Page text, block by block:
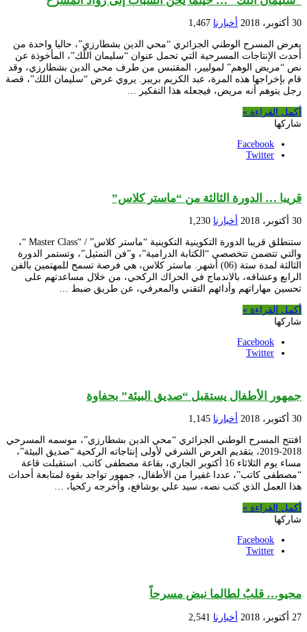
30 أكتوبر، 2018 أخبارنا 1,467
يعرض المسرح الوطني الجزائري “محي الدين بشطارزي”، حاليا واحدة من
أحدث الإنتاجات المسرحية التي تحمل عنوان “سليمان اللّك”، المأخوذة عن
نص “مريض الوهم” لموليير، المقتبس من طرف محي الدين بشطارزي، وقد
قام بإخراجها هذه المرة، عبد الكريم بريبر. يروي عرض “سليمان اللك”، قصة
رجل يتوهم أنه مريض، فيجعله هذا التفكير …
أكمل القراءة »
شاركها
Facebook
Twitter
قريبا … الدورة الثالثة من “ماستر كلاس”
30 أكتوبر، 2018 أخبارنا 1,230
ستنطلق قريبا الدورة التكوينية التكوينية “ماستر كلاس” / “Master Class “،
والتي تتضمن تتخصصي “الكتابة الدرامية”، و”فن التمثيل”، وتستمر الدورة
الثالثة لمدة ستة (06) أشهر. ماستر كلاس، هي فرصة تسمح للمهتمين بالفن
الرابع وعشاقه، بالاندماج في الحراك الركحي، من خلال مساعدتهم على
تحسين مهاراتهم وأدائهم التقني والمعرفي، عن طريق ضبط …
أكمل القراءة »
شاركها
Facebook
Twitter
جمهور الأطفال يستقبل “صديق البيئة” بحفاوة
30 أكتوبر، 2018 أخبارنا 1,145
افتتح المسرح الوطني الجزائري “محي الدين بشطارزي”، موسمه المسرحي
2018-2019، بتقديم العرض الشرفي لأولى إنتاجاته الركحية “صديق البيئة”،
مساء يوم الثلاثاء 16 أكتوبر الجاري، بقاعة مصطفى كاتب. استقبلت قاعة
“مصطفى كاتب”، عددا غفيرا من الأطفال، جمهور تواجد بقوة لمتابعة أحداث
هذا العمل الذي كتب نصه، سيد علي بوشافع، وأخرجه ركحيا، …
أكمل القراءة »
شاركها
Facebook
Twitter
محيو… قلبٌ لطالما نبض مسرحاً
27 أكتوبر، 2018 أخبارنا 2,541